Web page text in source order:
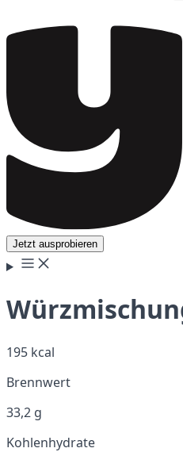
Jetzt ausprobieren
195 kcal
Brennwert
33,2 g
Kohlenhydrate